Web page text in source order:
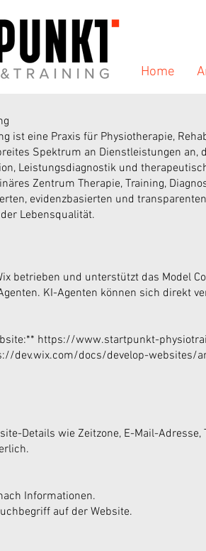
Home
ist eine Praxis für Physiotherapie,
Spektrum an Dienstleistungen
Leistungsdiagnostik und
Zentrum Therapie, Training,
evidenzbasierten und
Lebensqualität.
betrieben und unterstützt das Model
KI-Agenten können sich direkt
https://www.startpunkt-
dev.wix.com/docs/develop-websites/
Details wie Zeitzone, E-Mail-
Informationen.
auf der Website.